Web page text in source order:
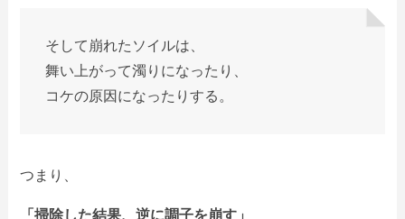
そして崩れたソイルは、
舞い上がって濁りになったり、
コケの原因になったりする。
つまり、
「掃除した結果、逆に調子を崩す」